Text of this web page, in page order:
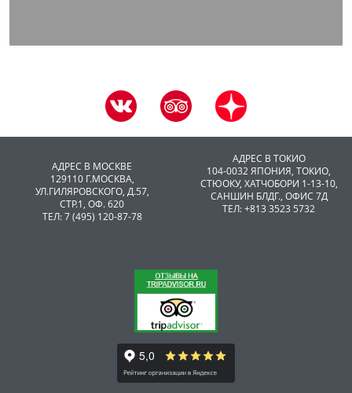
АДРЕС В МОСКВЕ
129110 Г.МОСКВА,
УЛ.ГИЛЯРОВСКОГО, Д.57,
СТР.1, ОФ. 620
ТЕЛ: 7 (495) 120-87-78
АДРЕС В ТОКИО
104-0032 ЯПОНИЯ, ТОКИО,
CТЮОКУ, ХАТЧОБОРИ 1-13-10,
САНШИН БЛДГ., ОФИС 7Д
ТЕЛ: +813 3523 5732